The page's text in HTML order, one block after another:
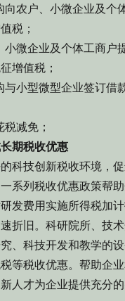
农户、小微企业及个
税；
微企业及个体工商户
增值税；
小型微型企业签订借
减免；
期税收优惠
技创新税收环境，促
系列税收优惠政策帮
发费用实施所得税加
折旧。科研院所、技
、科技开发和教学的
等税收优惠。帮助企
人才为企业提供充分的